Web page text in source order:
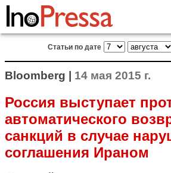
Статьи по дате
Bloomberg | 14 мая 2015 г.
Россия выступает
автоматического
санкций в случае
соглашения Ираном